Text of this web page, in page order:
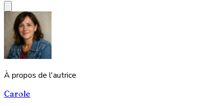
À propos de l'autrice
Carole